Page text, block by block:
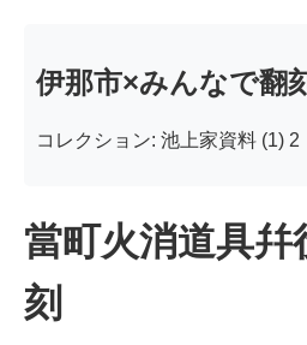
伊那市×みんなで翻
コレクション: 池上家資料 (1) 2
當町火消道具幷
刻